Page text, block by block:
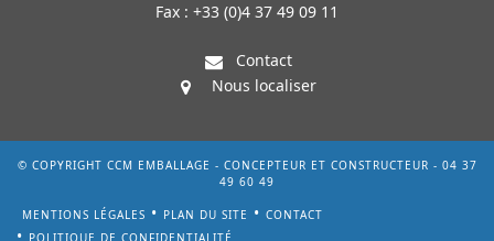
Fax : +33 (0)4 37 49 09 11
Contact
Nous localiser
© COPYRIGHT CCM EMBALLAGE - CONCEPTEUR ET CONSTRUCTEUR - 04 37
49 60 49
MENTIONS LÉGALES PLAN DU SITE
CONTACT
POLITIQUE DE CONFIDENTIALITÉ